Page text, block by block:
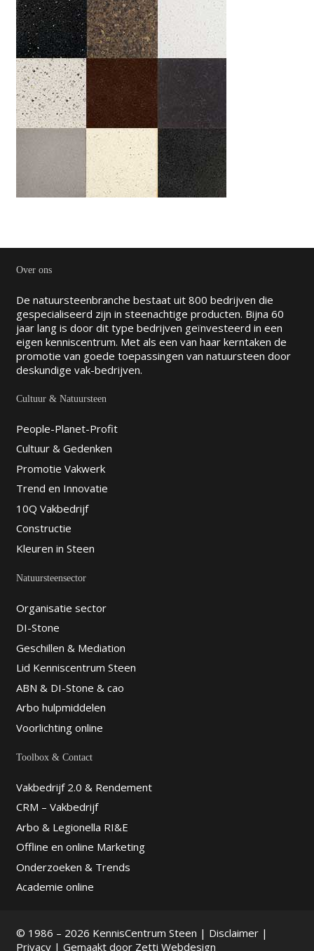
Over ons
De natuursteenbranche bestaat uit 800 bedrijven die
gespecialiseerd zijn in steenachtige producten. Bijna 60
jaar lang is door dit type bedrijven geïnvesteerd in een
eigen kenniscentrum. Met als een van haar kerntaken de
promotie van goede toepassingen van natuursteen door
deskundige vak-bedrijven.
Cultuur & Natuursteen
People-Planet-Profit
Cultuur & Gedenken
Promotie Vakwerk
Trend en Innovatie
10Q Vakbedrijf
Constructie
Kleuren in Steen
Natuursteensector
Organisatie sector
DI-Stone
Geschillen & Mediation
Lid Kenniscentrum Steen
ABN & DI-Stone & cao
Arbo hulpmiddelen
Voorlichting online
Toolbox & Contact
Vakbedrijf 2.0 & Rendement
CRM – Vakbedrijf
Arbo & Legionella RI&E
Offline en online Marketing
Onderzoeken & Trends
Academie online
© 1986 – 2026 KennisCentrum Steen | Disclaimer|
Privacy| Gemaakt door Zetti Webdesign